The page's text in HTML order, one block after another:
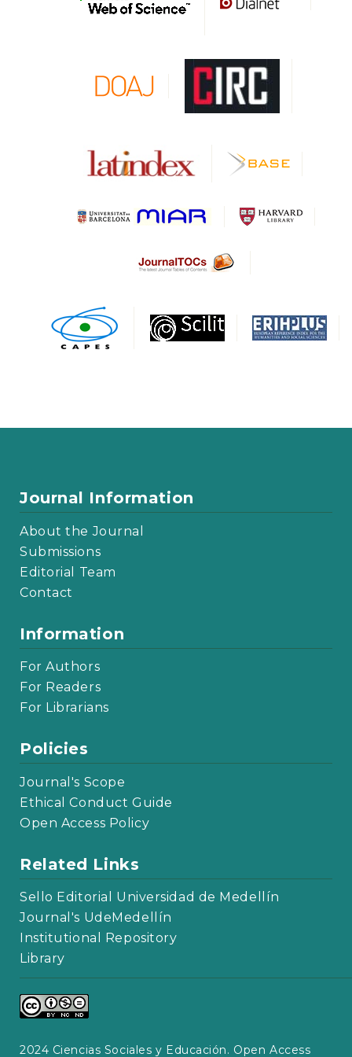
Journal Information
About the Journal
Submissions
Editorial Team
Contact
Information
For Authors
For Readers
For Librarians
Policies
Journal's Scope
Ethical Conduct Guide
Open Access Policy
Related Links
Sello Editorial Universidad de Medellín
Journal's UdeMedellín
Institutional Repository
Library
2024 Ciencias Sociales y Educación. Open Access